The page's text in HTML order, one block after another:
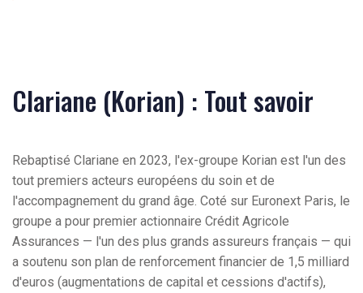
Clariane (Korian) : Tout savoir
Rebaptisé Clariane en 2023, l'ex-groupe Korian est l'un des
tout premiers acteurs européens du soin et de
l'accompagnement du grand âge. Coté sur Euronext Paris, le
groupe a pour premier actionnaire Crédit Agricole
Assurances — l'un des plus grands assureurs français — qui
a soutenu son plan de renforcement financier de 1,5 milliard
d'euros (augmentations de capital et cessions d'actifs),